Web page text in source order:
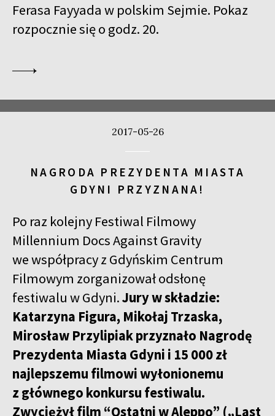
Ferasa Fayyada w polskim Sejmie. Pokaz
rozpocznie się o godz. 20.
2017-05-26
NAGRODA PREZYDENTA MIASTA
GDYNI PRZYZNANA!
Po raz kolejny Festiwal Filmowy
Millennium Docs Against Gravity
we współpracy z Gdyńskim Centrum
Filmowym zorganizował odsłonę
festiwalu w Gdyni.Jury w składzie:
Katarzyna Figura, Mikołaj Trzaska,
Mirosław Przylipiak przyznało Nagrodę
Prezydenta Miasta Gdyni i 15 000 zł
najlepszemu filmowi wyłonionemu
z głównego konkursu festiwalu.
Zwyciężył film “Ostatni w Aleppo” („Last